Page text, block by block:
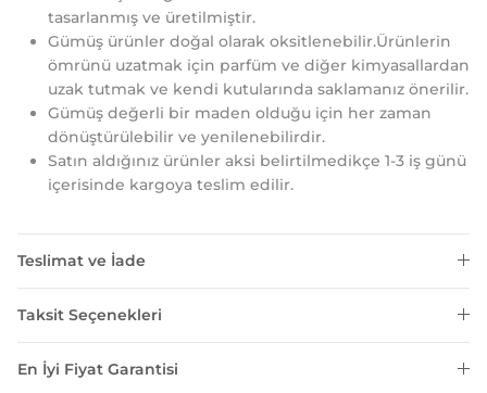
tasarlanmış ve üretilmiştir.
Gümüş ürünler doğal olarak oksitlenebilir.Ürünlerin
ömrünü uzatmak için parfüm ve diğer kimyasallardan
uzak tutmak ve kendi kutularında saklamanız önerilir.
Gümüş değerli bir maden olduğu için her zaman
dönüştürülebilir ve yenilenebilirdir.
Satın aldığınız ürünler aksi belirtilmedikçe 1-3 iş günü
içerisinde kargoya teslim edilir.
Teslimat ve İade
Taksit Seçenekleri
En İyi Fiyat Garantisi